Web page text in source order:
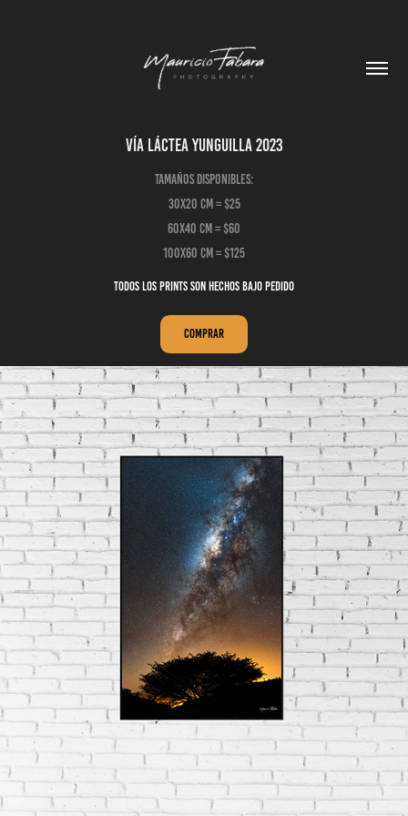
Vía Láctea Yunguilla 2023
Tamaños disponibles:
30x20 cm = $25
60x40 cm = $60
Todos los prints son hechos bajo pedido
Comprar